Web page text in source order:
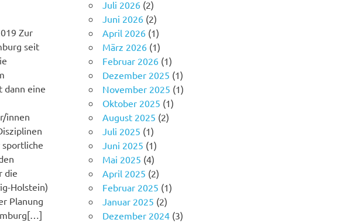
Zur
seit
dann eine
innen
die
Holstein)
Planung
Juli 2026 (2)
Juni 2026 (2)
April 2026 (1)
März 2026 (1)
Februar 2026 (1)
Dezember 2025 (1)
November 2025 (1)
Oktober 2025 (1)
August 2025 (2)
Juli 2025 (1)
Juni 2025 (1)
Mai 2025 (4)
April 2025 (2)
Februar 2025 (1)
Januar 2025 (2)
Dezember 2024 (3)